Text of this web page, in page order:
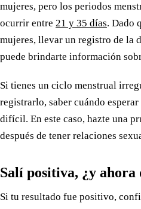
mujeres, pero los periodos
ocurrir entre 21 y 35 días. Dado
mujeres, llevar un registro de la
puede brindarte información
Si tienes un ciclo menstrual
registrarlo, saber cuándo
difícil. En este caso, hazte una
después de tener relaciones
Salí positiva, ¿y ahora
Si tu resultado fue positivo,